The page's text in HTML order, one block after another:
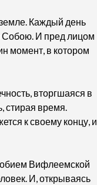
Каждый день
Собою. И пред лицом
момент, в котором
вторгшаяся в
стирая время.
к своему концу, и
Вифлеемской
И, открываясь